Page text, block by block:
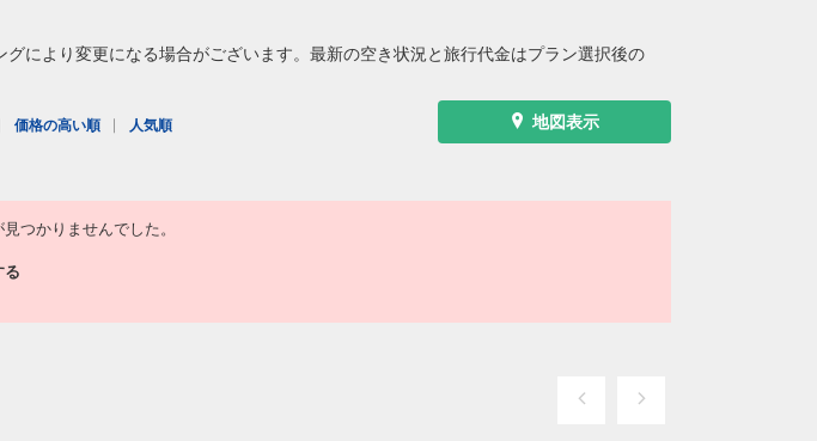
により変更になる場合がございます。最新の空き状況と旅行代金はプラン選択後の
地図表示
価格の高い順 人気順
つかりませんでした。
る